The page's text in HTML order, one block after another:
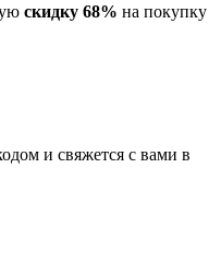
скидку 68% на покупку
и свяжется с вами в